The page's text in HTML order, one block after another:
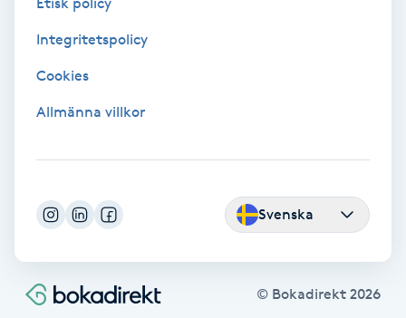
Pensionärklippning
Permanent hårborttagning
Permanent ögonbrynsmakeup
Personal shopper
Etisk policy
Integritetspolicy
Cookies
Allmänna villkor
Svenska
© Bokadirekt 2026